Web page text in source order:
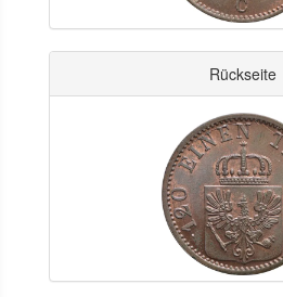
Rückseite